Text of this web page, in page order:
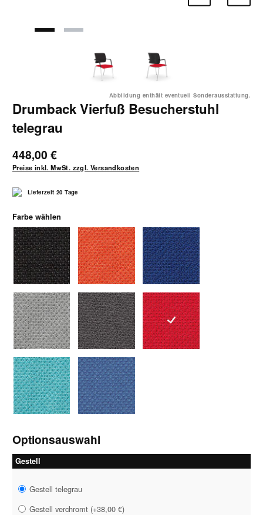
Abbildung enthält eventuell Sonderausstattung.
Drumback Vierfuß Besucherstuhl
telegrau
448,00 €
Preise inkl. MwSt. zzgl. Versandkosten
Lieferzeit 20 Tage
Farbe wählen
1040 schwarz 1041 orange 1042 blau-schwarz
1043 grau 1046 grau-schwarz 1047 rot
1058 petrol 1059 royalblau
Optionsauswahl
Gestell
Gestell telegrau
Gestell verchromt (+38,00 €)